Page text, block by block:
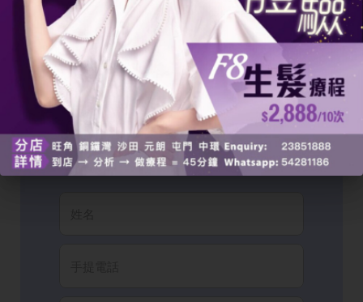
立即體驗
F8 生髮療程